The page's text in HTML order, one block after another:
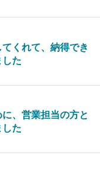
くれて、納得でき
た
、営業担当の方と
た